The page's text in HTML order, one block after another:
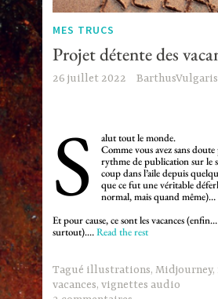
MES TRUCS
Projet détente des
26 juillet 2022 BarthusVulgaris
S
alut tout le monde.
Comme vous avez sans
rythme de publication sur le
coup dans l’aile depuis
que ce fut une véritable
normal, mais quand même)…
Et pour cause, ce sont les vacances
surtout).…Read the rest
Tagué illustrations,Midjourney,
vacances,vignettes audio